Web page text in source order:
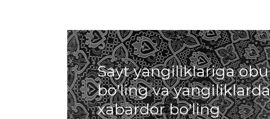
Sayt yangiliklariga
bo'ling va
xabardor bo'ling